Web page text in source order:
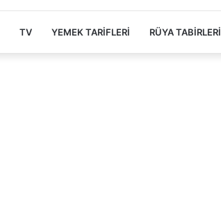
TV YEMEK TARIFLERI RÜYA TABIRLERI